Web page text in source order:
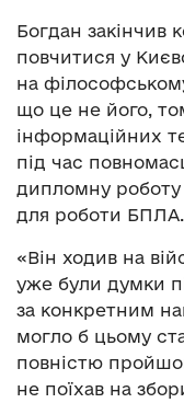
Богдан закінчив
повчитися у
на
що це не його,
інформаційних
під час
дипломну роботу
для роботи БПЛА.
«Він ходив на
уже були думки
за конкретним
могло б цьому
повністю
не поїхав на